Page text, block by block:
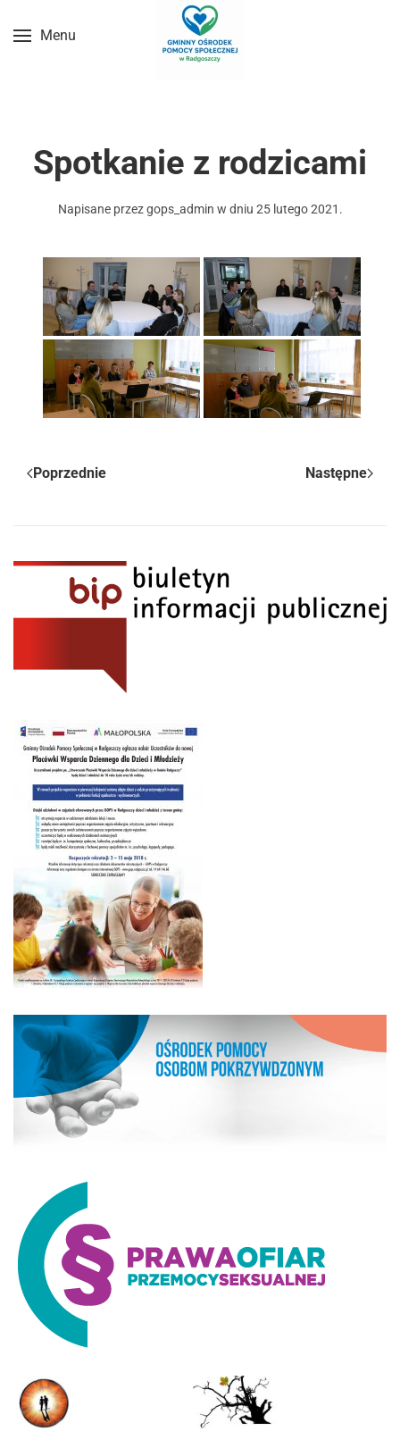
Przejdź do treści głównej
Menu
Spotkanie z rodzicami
Napisane przezgops_admin w dniu 25 lutego 2021 .
Poprzednie Następne